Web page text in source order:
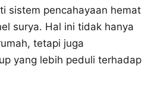
sistem pencahayaan hemat
surya. Hal ini tidak hanya
tetapi juga
yang lebih peduli terhadap